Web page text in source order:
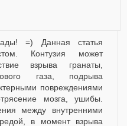
Контузия может
взрыва гранаты,
газа, подрыва
повреждениями
мозга, ушибы.
между внутренними
в момент взрыва